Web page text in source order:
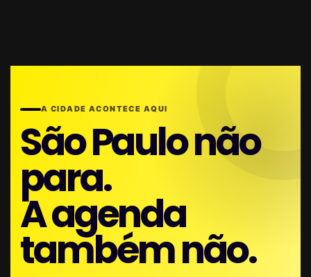
A CIDADE ACONTECE AQUI
São Paulo não
para.
A agenda
também não.